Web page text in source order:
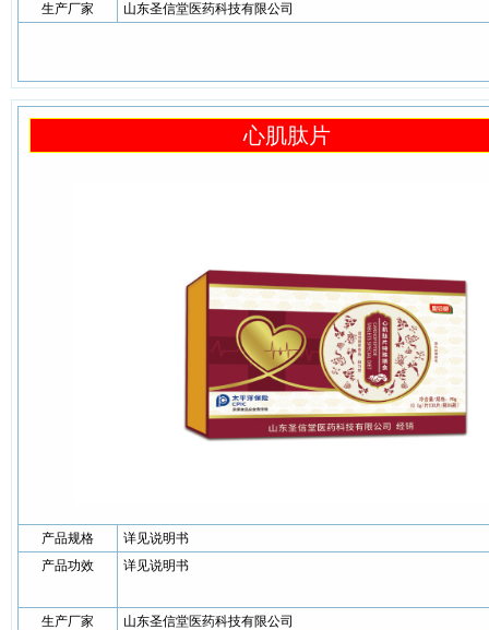
生产厂家 山东圣信堂医药科技有限公司
心肌肽片
产品规格
详见说明书
产品功效
详见说明书
生产厂家 山东圣信堂医药科技有限公司